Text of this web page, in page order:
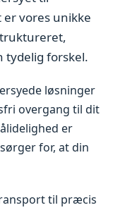
er vores unikke
tydelig forskel.
løsninger
overgang til dit
er
for, at din
til præcis